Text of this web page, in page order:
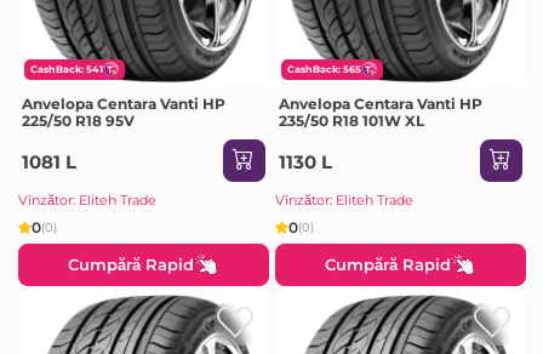
CashBack: 541
Anvelopa Centara Vanti HP
225/50 R18 95V
1081 L
Vînzător: Eliteh Trade
0(0)
Cumpără Rapid
CashBack: 565
Anvelopa Centara Vanti HP
235/50 R18 101W XL
1130 L
Vînzător: Eliteh Trade
0(0)
Cumpără Rapid